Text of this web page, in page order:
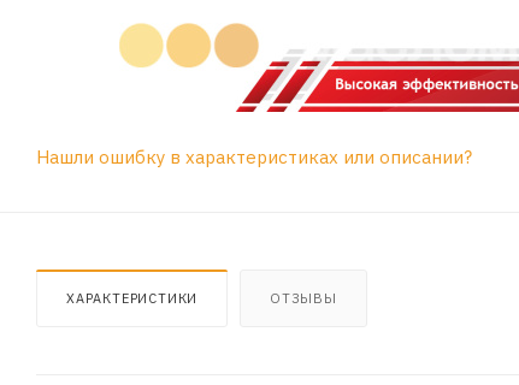
Нашли ошибку в характеристиках или описании?
ХАРАКТЕРИСТИКИ ОТЗЫВЫ